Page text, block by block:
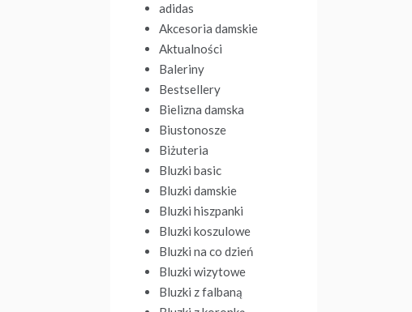
adidas
Akcesoria damskie
Aktualności
Baleriny
Bestsellery
Bielizna damska
Biustonosze
Biżuteria
Bluzki basic
Bluzki damskie
Bluzki hiszpanki
Bluzki koszulowe
Bluzki na co dzień
Bluzki wizytowe
Bluzki z falbaną